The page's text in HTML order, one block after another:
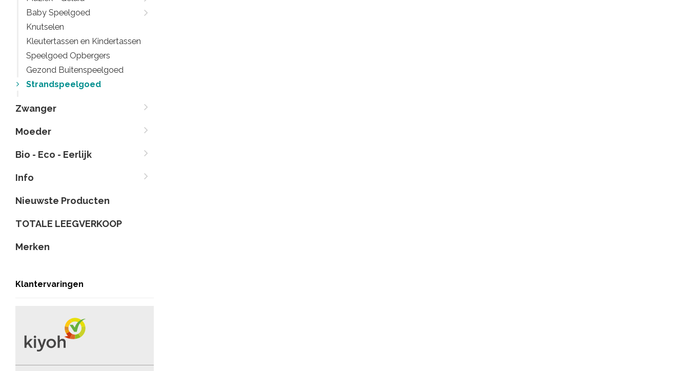
Baby Speelgoed
Knutselen
Kleutertassen en Kindertassen
Speelgoed Opbergers
Gezond Buitenspeelgoed
Strandspeelgoed
Zwanger
Moeder
Bio - Eco - Eerlijk
Info
Nieuwste Producten
TOTALE LEEGVERKOOP
Merken
Klantervaringen